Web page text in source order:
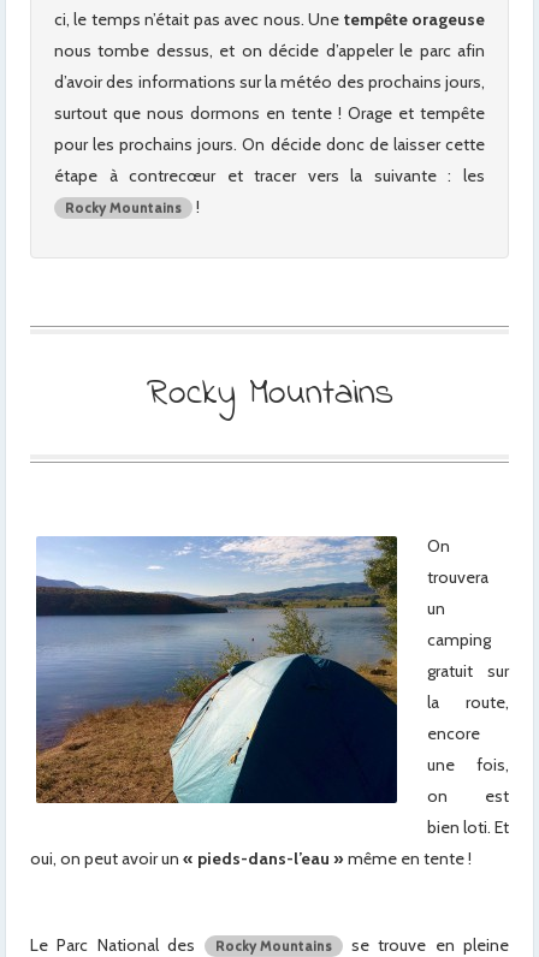
ci, le temps n’était pas avec nous. Une tempête orageuse
nous tombe dessus, et on décide d’appeler le parc afin
d’avoir des informations sur la météo des prochains jours,
surtout que nous dormons en tente ! Orage et tempête
pour les prochains jours. On décide donc de laisser cette
étape à contrecœur et tracer vers la suivante : les
Rocky Mountains !
Rocky Mountains
On
trouvera
un
camping
gratuit sur
la route,
encore
une fois,
on est
bien loti. Et
oui, on peut avoir un « pieds-dans-l’eau » même en tente !
Le Parc National des Rocky Mountains
se trouve en pleine